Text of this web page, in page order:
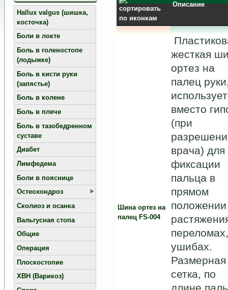
Hallux valgus (шишка,
косточка)
Боли в локте
Боль в голеностопе
(лодыжке)
Боль в кисти руки
(запястье)
Боль в колене
Боль в плече
Боль в тазобедренном
суставе
Диабет
Лимфедема
Боли в пояснице
Остеохондроз
Сколиоз и осанка
Вальгусная стопа
Общие
Операция
Плоскостопие
ХВН (Варикоз)
Описание
Шина ортез на
палец FS-004
жесткая
ортез на
палец
вместо
(при
врача) для
фиксации
пальца в
прямом
переломах,
ушибах.
Размерная
сетка, по